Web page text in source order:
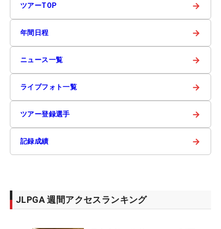
ツアーTOP →
年間日程 →
ニュース一覧 →
ライブフォト一覧 →
ツアー登録選手 →
記録成績 →
JLPGA 週間アクセスランキング